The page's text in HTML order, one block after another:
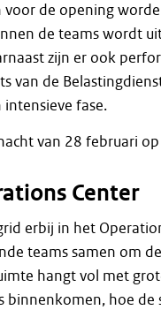
voor de opening
de teams wordt
zijn er ook
van de
intensieve fase.
van 28 februari
Center
erbij in het
teams samen om
hangt vol met
binnenkomen, hoe de